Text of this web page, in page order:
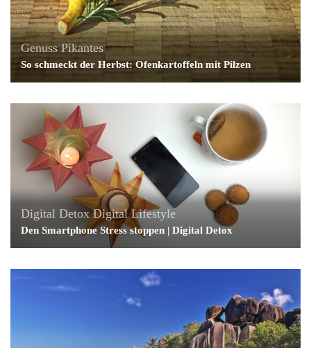
Genuss Pikantes
So schmeckt der Herbst: Ofenkartoffeln mit Pilzen
Digital Detox Digital Lifestyle
Den Smartphone Stress stoppen | Digital Detox